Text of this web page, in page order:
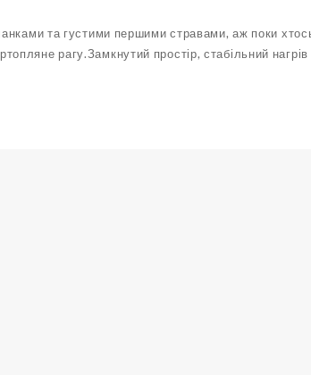
та густими першими стравами, аж поки
рагу.Замкнутий простір, стабільний